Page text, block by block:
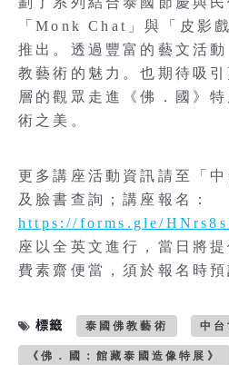
「Monk Chat」與「皮影
推出。透過豐富的藝文活
教藝術的魅力。也期待吸
層的觀眾走進《佛．國》
術之美。
更多講座活動資訊請至「
及臉書查詢；講座報名：
https://forms.gle/
座以全英文進行，當日將
費素齋便當，須於報名時預
標籤 泰國佛教藝術 中台
《佛．國：館藏泰國造像特展》